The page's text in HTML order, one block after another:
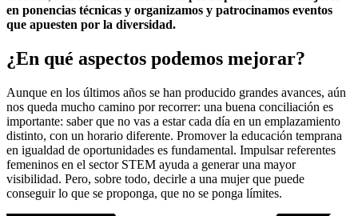
en ponencias técnicas y organizamos y patrocinamos eventos
que apuesten por la diversidad.
¿En qué aspectos podemos mejorar?
Aunque en los últimos años se han producido grandes avances, aún
nos queda mucho camino por recorrer: una buena conciliación es
importante: saber que no vas a estar cada día en un emplazamiento
distinto, con un horario diferente. Promover la educación temprana
en igualdad de oportunidades es fundamental. Impulsar referentes
femeninos en el sector STEM ayuda a generar una mayor
visibilidad. Pero, sobre todo, decirle a una mujer que puede
conseguir lo que se proponga, que no se ponga límites.